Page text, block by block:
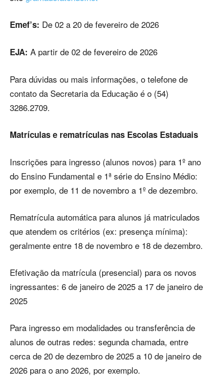
Emef’s: De 02 a 20 de fevereiro de 2026
EJA: A partir de 02 de fevereiro de 2026
Para dúvidas ou mais informações, o telefone de
contato da Secretaria da Educação é o (54)
3286.2709.
Matrículas e rematrículas nas Escolas Estaduais
Inscrições para ingresso (alunos novos) para 1º ano
do Ensino Fundamental e 1ª série do Ensino Médio:
por exemplo, de 11 de novembro a 1º de dezembro.
Rematrícula automática para alunos já matriculados
que atendem os critérios (ex: presença mínima):
geralmente entre 18 de novembro e 18 de dezembro.
Efetivação da matrícula (presencial) para os novos
ingressantes: 6 de janeiro de 2025 a 17 de janeiro de
2025
Para ingresso em modalidades ou transferência de
alunos de outras redes: segunda chamada, entre
cerca de 20 de dezembro de 2025 a 10 de janeiro de
2026 para o ano 2026, por exemplo.